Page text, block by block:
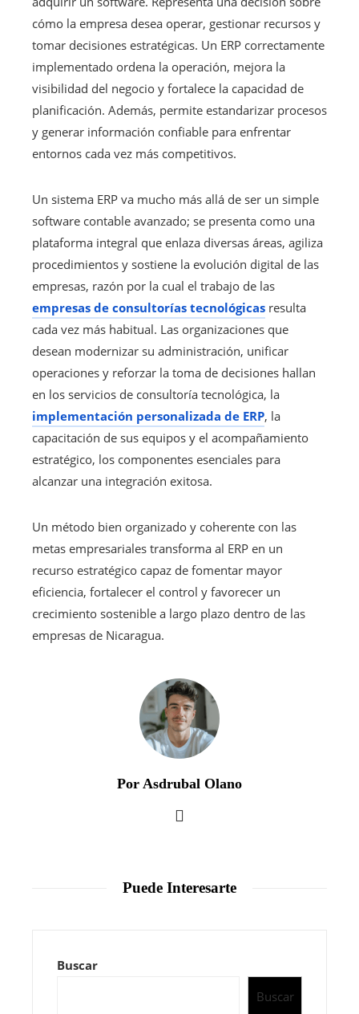
cómo la empresa desea operar, gestionar recursos y
tomar decisiones estratégicas. Un ERP correctamente
implementado ordena la operación, mejora la
visibilidad del negocio y fortalece la capacidad de
planificación. Además, permite estandarizar procesos
y generar información confiable para enfrentar
entornos cada vez más competitivos.
Un sistema ERP va mucho más allá de ser un simple
software contable avanzado; se presenta como una
plataforma integral que enlaza diversas áreas, agiliza
procedimientos y sostiene la evolución digital de las
empresas, razón por la cual el trabajo de las
empresas de consultorías tecnológicas resulta
cada vez más habitual. Las organizaciones que
desean modernizar su administración, unificar
operaciones y reforzar la toma de decisiones hallan
en los servicios de consultoría tecnológica, la
implementación personalizada de ERP, la
capacitación de sus equipos y el acompañamiento
estratégico, los componentes esenciales para
alcanzar una integración exitosa.
Un método bien organizado y coherente con las
metas empresariales transforma al ERP en un
recurso estratégico capaz de fomentar mayor
eficiencia, fortalecer el control y favorecer un
crecimiento sostenible a largo plazo dentro de las
empresas de Nicaragua.
Por Asdrubal Olano
Puede Interesarte
Buscar
Buscar